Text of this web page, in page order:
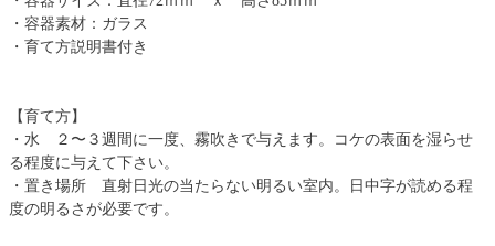
・容器素材：ガラス
・育て方説明書付き
【育て方】
・水 ２〜３週間に一度、霧吹きで与えます。コケの表面を湿らせ
る程度に与えて下さい。
・置き場所 直射日光の当たらない明るい室内。日中字が読める程
度の明るさが必要です。